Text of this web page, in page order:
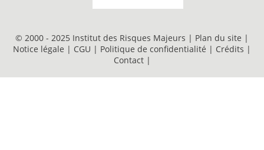
© 2000 - 2025 Institut des Risques Majeurs | Plan du site |
Notice légale | CGU | Politique de confidentialité | Crédits |
Contact |